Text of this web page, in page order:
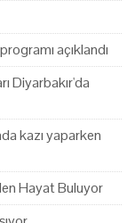
açıklandı
Diyarbakır'da
kazı yaparken
Hayat Buluyor